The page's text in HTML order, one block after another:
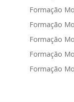
Formação
Formação
Formação
Formação
Formação